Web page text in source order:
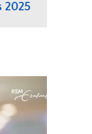
2025